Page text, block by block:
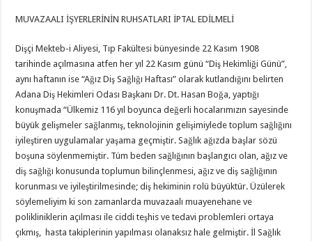
MUVAZAALI İŞYERLERİNİN RUHSATLARI İPTAL EDİLMELİ
Dişçi Mekteb-i Aliyesi, Tıp Fakültesi bünyesinde 22 Kasım 1908
tarihinde açılmasına atfen her yıl 22 Kasım günü “Diş Hekimliği Günü”,
aynı haftanın ise “Ağız Diş Sağlığı Haftası” olarak kutlandığını belirten
Adana Diş Hekimleri Odası Başkanı Dr. Dt. Hasan Boğa, yaptığı
konuşmada “Ülkemiz 116 yıl boyunca değerli hocalarımızın sayesinde
büyük gelişmeler sağlanmış, teknolojinin gelişimiylede toplum sağlığını
iyileştiren uygulamalar yaşama geçmiştir. Sağlık ağızda başlar sözü
boşuna söylenmemiştir. Tüm beden sağlığının başlangıcı olan, ağız ve
diş sağlığı konusunda toplumun bilinçlenmesi, ağız ve diş sağlığının
korunması ve iyileştirilmesinde; diş hekiminin rolü büyüktür. Üzülerek
söylemeliyim ki son zamanlarda muvazaalı muayenehane ve
polikliniklerin açılması ile ciddi teşhis ve tedavi problemleri ortaya
çıkmış, hasta takiplerinin yapılması olanaksız hale gelmiştir. İl Sağlık